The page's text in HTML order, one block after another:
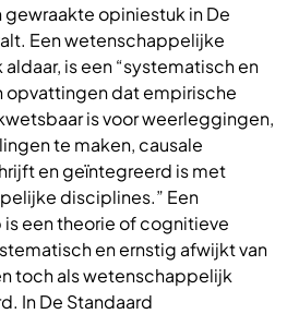
gewraakte opiniestuk in De
Een wetenschappelijke
is een “systematisch en
opvattingen dat empirische
is voor weerleggingen,
te maken, causale
en geïntegreerd is met
disciplines.” Een
een theorie of cognitieve
en ernstig afwijkt van
toch als wetenschappelijk
In De Standaard